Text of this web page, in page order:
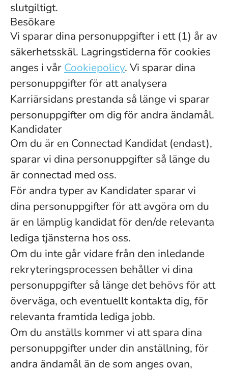
slutgiltigt.
Besökare
Vi sparar dina personuppgifter i ett (1) år av
säkerhetsskäl. Lagringstiderna för cookies
anges i vår Cookiepolicy. Vi sparar dina
personuppgifter för att analysera
Karriärsidans prestanda så länge vi sparar
personuppgifter om dig för andra ändamål.
Kandidater
Om du är en Connectad Kandidat (endast),
sparar vi dina personuppgifter så länge du
är connectad med oss.
För andra typer av Kandidater sparar vi
dina personuppgifter för att avgöra om du
är en lämplig kandidat för den/de relevanta
lediga tjänsterna hos oss.
Om du inte går vidare från den inledande
rekryteringsprocessen behåller vi dina
personuppgifter så länge det behövs för att
överväga, och eventuellt kontakta dig, för
relevanta framtida lediga jobb.
Om du anställs kommer vi att spara dina
personuppgifter under din anställning, för
andra ändamål än de som anges ovan,